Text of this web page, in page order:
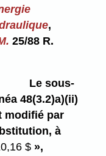
,
25/88 R.
Le sous-
48(3.2)a)⁠(ii)
modifié par
à
$ »,